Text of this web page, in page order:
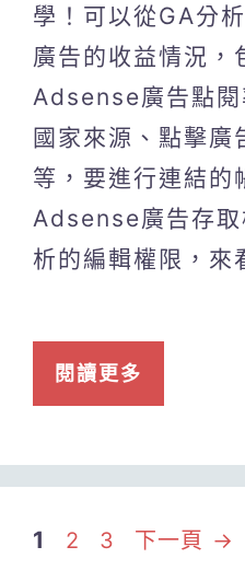
學！可以從GA分
廣告的收益情況，
Adsense廣告點閱
國家來源、點擊廣
等，要進行連結的
Adsense廣告存
析的編輯權限，來
閱讀更多
頁
1
頁
2
頁
3 下一頁 →